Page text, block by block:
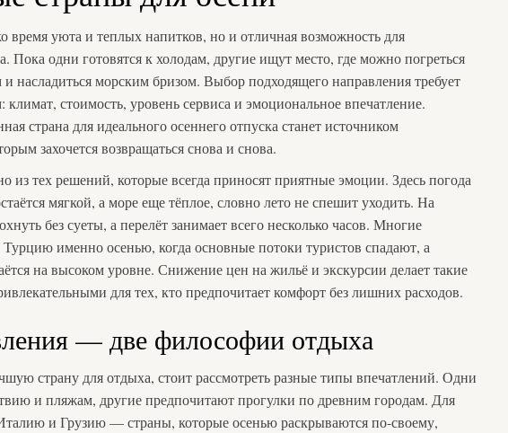
время уюта и теплых напитков, но и отличная возможность для
Пока одни готовятся к холодам, другие ищут место, где можно погреться
насладиться морским бризом. Выбор подходящего направления требует
стоимость, уровень сервиса и эмоциональное впечатление.
страна для идеального осеннего отпуска станет источником
захочется возвращаться снова и снова.
из тех решений, которые всегда приносят приятные эмоции. Здесь погода
мягкой, а море еще тёплое, словно лето не спешит уходить. На
без суеты, а перелёт занимает всего несколько часов. Многие
именно осенью, когда основные потоки туристов спадают, а
на высоком уровне. Снижение цен на жильё и экскурсии делает такие
для тех, кто предпочитает комфорт без лишних расходов.
— две философии отдыха
страну для отдыха, стоит рассмотреть разные типы впечатлений. Одни
и пляжам, другие предпочитают прогулки по древним городам. Для
и Грузию — страны, которые осенью раскрываются по-своему,